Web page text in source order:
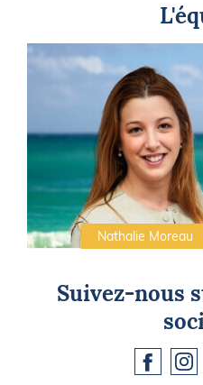
Nathalie Moreau
Suivez-nous